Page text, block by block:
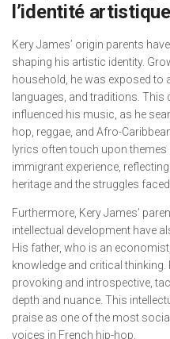
l’identité
Kery James’ origin parents
shaping his artistic identity.
household, he was exposed to
languages, and traditions.
influenced his music, as he
hop, reggae, and Afro-
lyrics often touch upon themes
immigrant experience,
heritage and the struggles
Furthermore, Kery James’
intellectual development have
His father, who is an
knowledge and critical thinking.
provoking and introspective,
depth and nuance. This
praise as one of the most
voices in French hip-hop.